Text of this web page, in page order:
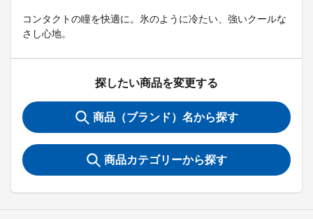
コンタクトの瞳を快適に。氷のように冷たい、強いクールな
さし心地。
探したい商品を変更する
商品（ブランド）名から探す
商品カテゴリーから探す